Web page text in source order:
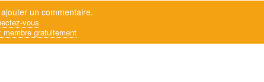
un commentaire.
vous
membre gratuitement